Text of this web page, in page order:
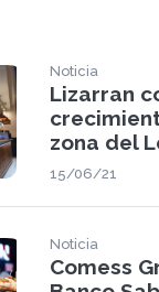
Noticia
Lizarran
zona del
15/06/21
Noticia
Comess